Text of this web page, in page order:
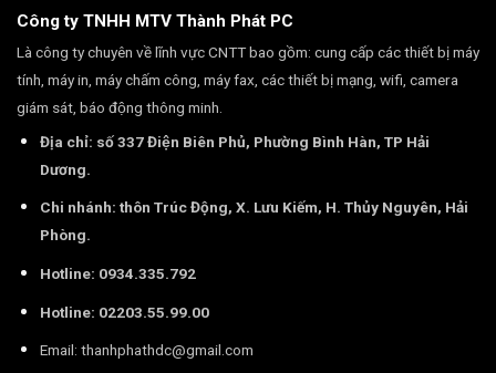
Công ty TNHH MTV Thành Phát PC
Là công ty chuyên về lĩnh vực CNTT bao gồm: cung cấp các thiết bị máy
tính, máy in, máy chấm công, máy fax, các thiết bị mạng, wifi, camera
giám sát, báo động thông minh.
Địa chỉ: số 337 Điện Biên Phủ, Phường Bình Hàn, TP Hải
Dương.
Chi nhánh: thôn Trúc Động, X. Lưu Kiếm, H. Thủy Nguyên, Hải
Phòng.
Hotline: 0934.335.792
Hotline: 02203.55.99.00
Email: thanhphathdc@gmail.com